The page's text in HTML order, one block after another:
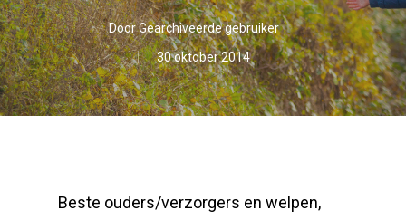
DoorGearchiveerde gebruiker
30 oktober 2014
Beste ouders/verzorgers en welpen,